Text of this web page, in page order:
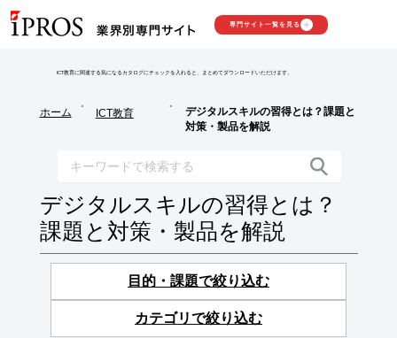
専門サイト一覧を見る
ICT教育に関連する気になるカタログにチェックを入れると、まとめてダウンロードいただけます。
ホーム
>
ICT教育
>
デジタルスキルの習得とは？課題と
対策・製品を解説
デジタルスキルの習得とは？
課題と対策・製品を解説
目的・課題で絞り込む
カテゴリで絞り込む